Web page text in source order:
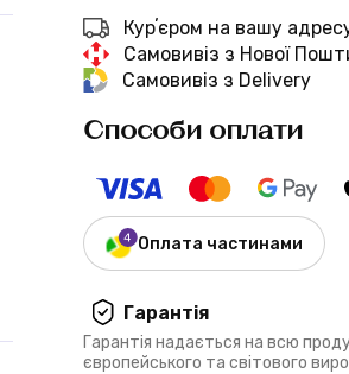
Курʼєром на вашу
Самовивіз з Нової
Самовивіз з Delivery
Способи оплати
Оплата частинами
Гарантія
Гарантія надається на всю
європейського та світового